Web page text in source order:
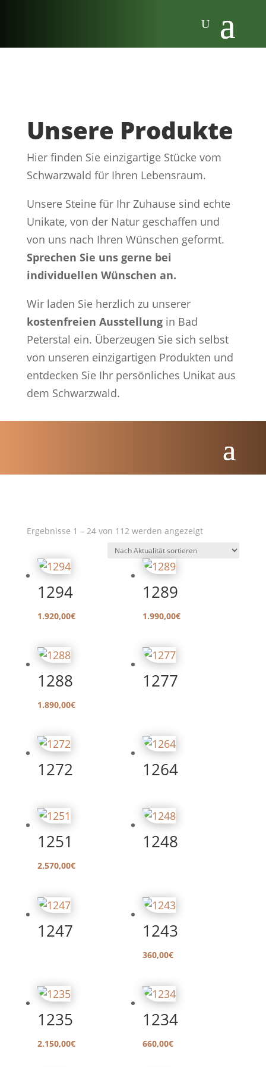
Unsere Produkte
Hier finden Sie einzigartige Stücke vom
Schwarzwald für Ihren Lebensraum.
Unsere Steine für Ihr Zuhause sind echte
Unikate, von der Natur geschaffen und
von uns nach Ihren Wünschen geformt.
Sprechen Sie uns gerne bei
individuellen Wünschen an.
Wir laden Sie herzlich zu unserer
kostenfreien Ausstellungin Bad
Peterstal ein. Überzeugen Sie sich selbst
von unseren einzigartigen Produkten und
entdecken Sie Ihr persönliches Unikat aus
dem Schwarzwald.
Ergebnisse 1 – 24 von 112 werden angezeigtNach
Aktualität
1294
1.920,00€
1289
1.990,00€
1288
1.890,00€
1277
1272 1264
1251
2.570,00€
1248
1247 1243
360,00€
1235
2.150,00€
1234
660,00€